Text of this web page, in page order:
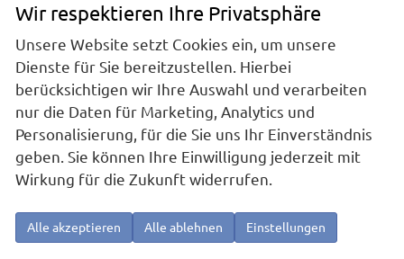
Skoda Fabia
Selection 1.0 TSI Selection, AHK, Tempomat, Ladeboden, Park, Winterpaket, SmartLink, 4-J Garantie
sofort lieferbar Fahrzeug mit Tageszulassung
Fahrzeugnr.25163 GetriebeSchaltgetriebe
KraftstoffBenzin Außenfarbe
Black Magic Metallic
Wir respektieren Ihre Privatsphäre
Unsere Website setzt Cookies ein, um unsere
Dienste für Sie bereitzustellen. Hierbei
berücksichtigen wir Ihre Auswahl und verarbeiten
nur die Daten für Marketing, Analytics und
Personalisierung, für die Sie uns Ihr Einverständnis
geben. Sie können Ihre Einwilligung jederzeit mit
Wirkung für die Zukunft widerrufen.
Alle akzeptieren Alle ablehnen Einstellungen